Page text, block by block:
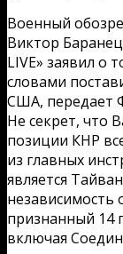
Военный
Виктор
LIVE» заявил о
словами
США, передает
Не секрет, что
позиции КНР
из главных
является
независимость
признанный 14
включая